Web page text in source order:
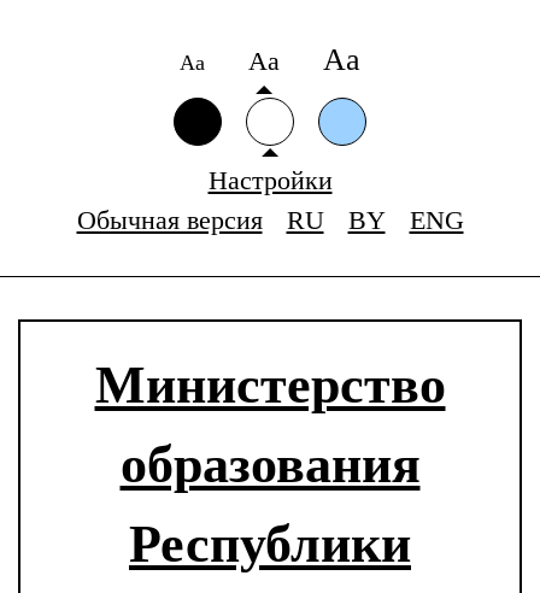
Аа Аа Аа
Настройки
Обычная версия
RU BY ENG
Министерство
образования
Республики